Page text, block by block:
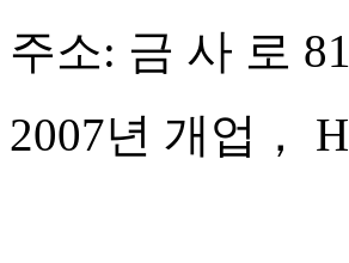
주소: 금 사 로
2007년 개업，